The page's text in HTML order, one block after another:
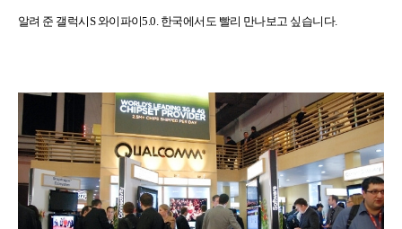
알려 준 갤럭시S와이파이5.0. 한국에서도 빨리 만나보고 싶습니다.